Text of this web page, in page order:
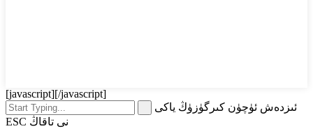
[javascript][/javascript]
ئىزدەش ئۈچۈن كىرگۈزۈڭ ياكى
ESC نى تاقاڭ